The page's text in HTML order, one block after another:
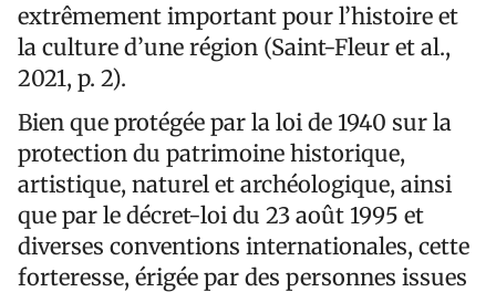
extrêmement important pour l’histoire et
la culture d’une région (Saint-Fleur et al.,
2021, p. 2).
Bien que protégée par la loi de 1940 sur la
protection du patrimoine historique,
artistique, naturel et archéologique, ainsi
que par le décret-loi du 23 août 1995 et
diverses conventions internationales, cette
forteresse, érigée par des personnes issues